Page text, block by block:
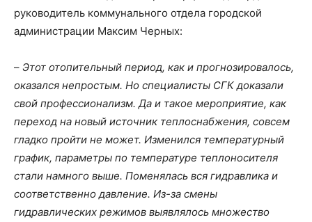
руководитель коммунального отдела городской
администрации Максим Черных:
– Этот отопительный период, как и прогнозировалось,
оказался непростым. Но специалисты СГК доказали
свой профессионализм. Да и такое мероприятие, как
переход на новый источник теплоснабжения, совсем
гладко пройти не может. Изменился температурный
график, параметры по температуре теплоносителя
стали намного выше. Поменялась вся гидравлика и
соответственно давление. Из-за смены
гидравлических режимов выявлялось множество